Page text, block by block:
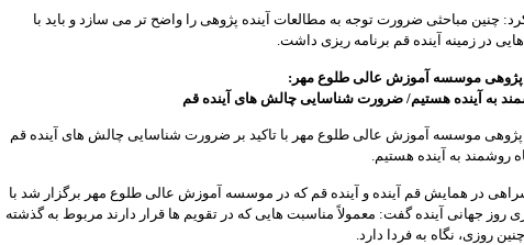
چنین مباحثی ضرورت توجه به مطالعات آینده پژوهی را واضح تر می سازد و باید با
در زمینه آینده قم برنامه ریزی داشت.
پژوهی موسسه آموزش عالی طلوع مهر:
به آینده هستیم/ ضرورت شناسایی چالش های آینده قم
پژوهی موسسه آموزش عالی طلوع مهر با تاکید بر ضرورت شناسایی چالش های آینده قم
روشمند به آینده هستیم.
در همایش قم آینده و آینده قم که در موسسه آموزش عالی طلوع مهر برگزار شد با
روز جهانی آینده گفت: معمولاً مناسبت هایی که در تقویم ها قرار دارند مربوط به گذشته
روزی، نگاه به فردا دارد.